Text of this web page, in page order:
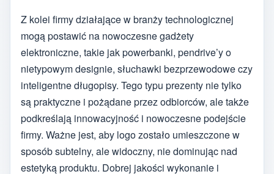
Z kolei firmy działające w branży technologicznej
mogą postawić na nowoczesne gadżety
elektroniczne, takie jak powerbanki, pendrive’y o
nietypowym designie, słuchawki bezprzewodowe czy
inteligentne długopisy. Tego typu prezenty nie tylko
są praktyczne i pożądane przez odbiorców, ale także
podkreślają innowacyjność i nowoczesne podejście
firmy. Ważne jest, aby logo zostało umieszczone w
sposób subtelny, ale widoczny, nie dominując nad
estetyką produktu. Dobrej jakości wykonanie i